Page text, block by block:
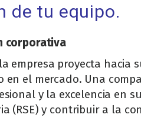
de tu equipo.
corporativa
empresa proyecta
en el mercado. Una
y la excelencia en
(RSE) y contribuir a la